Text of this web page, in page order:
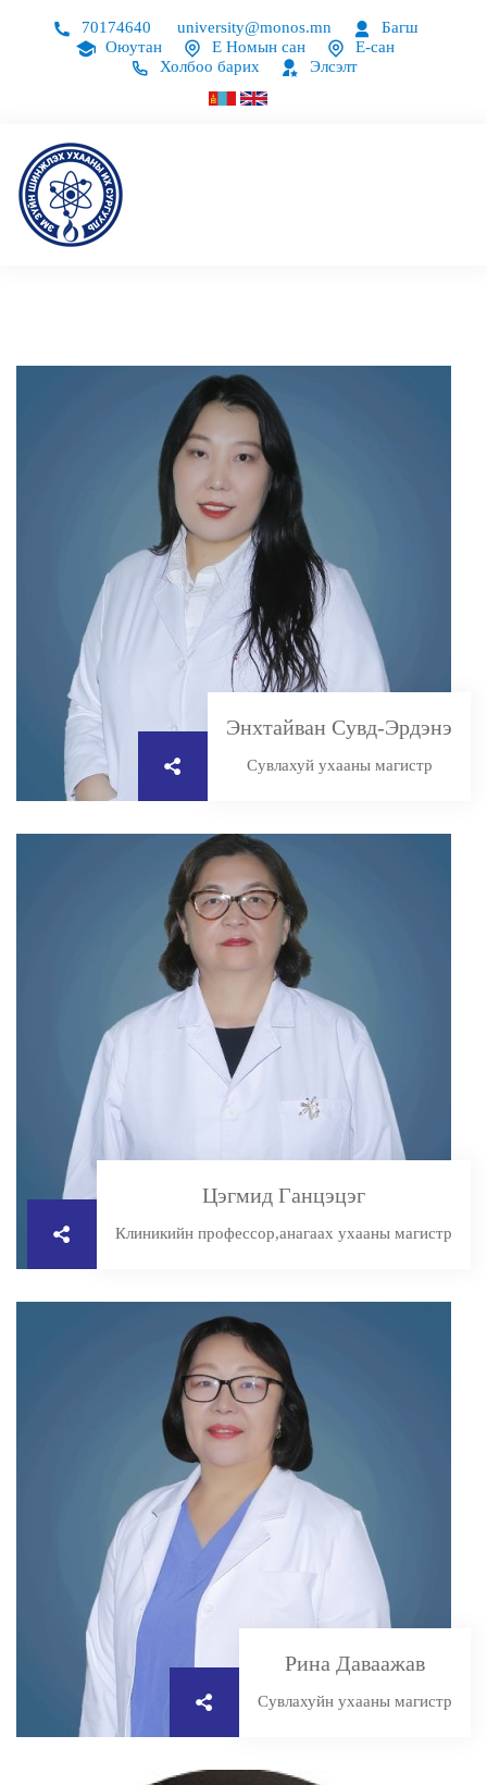
70174640 university@monos.mn
Багш
Оюутан
Е Номын сан
Е-сан
Холбоо барих
Элсэлт
Энхтайван Сувд-Эрдэнэ
Сувлахуй ухааны магистр
Цэгмид Ганцэцэг
Клиникийн профессор,анагаах ухааны магистр
Рина Даваажав
Сувлахуйн ухааны магистр